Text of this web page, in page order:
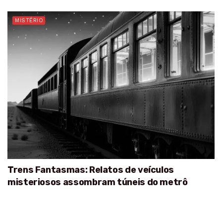
MISTÉRIO
Trens Fantasmas: Relatos de veículos
misteriosos assombram túneis do metrô